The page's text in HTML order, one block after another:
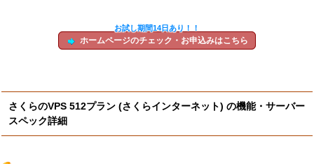
お試し期間14日あり！！
ホームページのチェック・お申込みはこちら
さくらのVPS 512プラン (さくらインターネット) の機能・サーバー
スペック詳細